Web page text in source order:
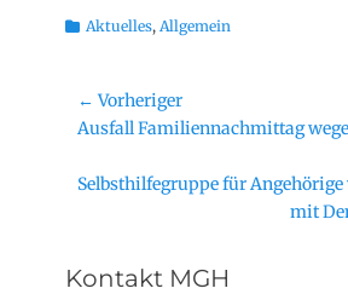
Kategorien
Aktuelles, Allgemein
Beitragsnavigation
← Vorheriger
Vorheriger
Ausfall Familiennachmittag
Nächster
Selbsthilfegruppe für Angehörige
mit
Kontakt MGH